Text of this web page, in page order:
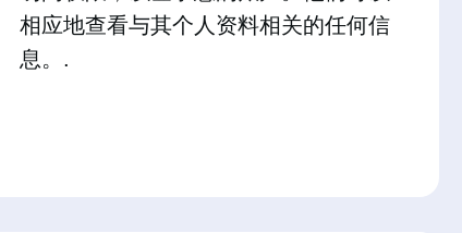
相应地查看与其个人资料相关的任何信
息。.